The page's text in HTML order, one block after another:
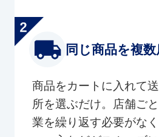
同じ商品を複
商品をカートに入れて
所を選ぶだけ。店舗ご
業を繰り返す必要がな